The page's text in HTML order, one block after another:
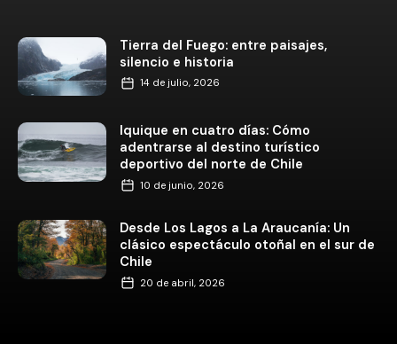
Tierra del Fuego: entre paisajes,
silencio e historia
14 de julio, 2026
Iquique en cuatro días: Cómo
adentrarse al destino turístico
deportivo del norte de Chile
10 de junio, 2026
Desde Los Lagos a La Araucanía: Un
clásico espectáculo otoñal en el sur de
Chile
20 de abril, 2026